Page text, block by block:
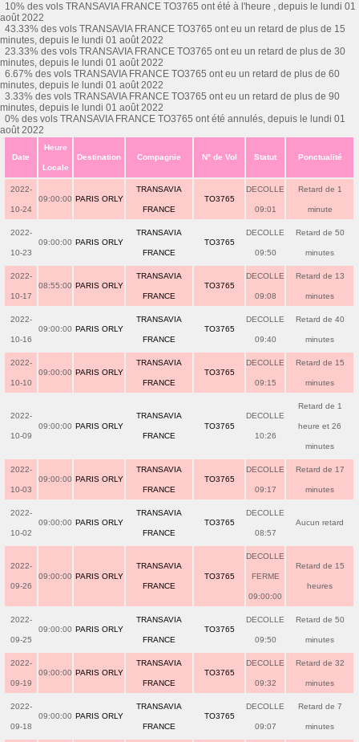
10% des vols TRANSAVIA FRANCE TO3765 ont été à l'heure , depuis le lundi 01
août 2022
43.33% des vols TRANSAVIA FRANCE TO3765 ont eu un retard de plus de 15
minutes, depuis le lundi 01 août 2022
23.33% des vols TRANSAVIA FRANCE TO3765 ont eu un retard de plus de 30
minutes, depuis le lundi 01 août 2022
6.67% des vols TRANSAVIA FRANCE TO3765 ont eu un retard de plus de 60
minutes, depuis le lundi 01 août 2022
3.33% des vols TRANSAVIA FRANCE TO3765 ont eu un retard de plus de 90
minutes, depuis le lundi 01 août 2022
0% des vols TRANSAVIA FRANCE TO3765 ont été annulés, depuis le lundi 01
août 2022
Date
Heure
Locale
Destination Compagnie N° de Vol Statut Ponctualité
2022-
10-24
09:00:00 PARIS ORLY
TRANSAVIA
FRANCE
TO3765
DECOLLE
09:01
Retard de 1
minute
2022-
10-23
09:00:00 PARIS ORLY
TRANSAVIA
FRANCE
TO3765
DECOLLE
09:50
Retard de 50
minutes
2022-
10-17
08:55:00 PARIS ORLY
TRANSAVIA
FRANCE
TO3765
DECOLLE
09:08
Retard de 13
minutes
2022-
10-16
09:00:00 PARIS ORLY
TRANSAVIA
FRANCE
TO3765
DECOLLE
09:40
Retard de 40
minutes
2022-
10-10
09:00:00 PARIS ORLY
TRANSAVIA
FRANCE
TO3765
DECOLLE
09:15
Retard de 15
minutes
2022-
10-09
09:00:00 PARIS ORLY
TRANSAVIA
FRANCE
TO3765
DECOLLE
10:26
Retard de 1
heure et 26
minutes
2022-
10-03
09:00:00 PARIS ORLY
TRANSAVIA
FRANCE
TO3765
DECOLLE
09:17
Retard de 17
minutes
2022-
10-02
09:00:00 PARIS ORLY
TRANSAVIA
FRANCE
TO3765
DECOLLE
08:57
Aucun retard
2022-
09-26
09:00:00 PARIS ORLY
TRANSAVIA
FRANCE
TO3765
DECOLLE
FERME
09:00:00
Retard de 15
heures
2022-
09-25
09:00:00 PARIS ORLY
TRANSAVIA
FRANCE
TO3765
DECOLLE
09:50
Retard de 50
minutes
2022-
09-19
09:00:00 PARIS ORLY
TRANSAVIA
FRANCE
TO3765
DECOLLE
09:32
Retard de 32
minutes
2022-
09-18
09:00:00 PARIS ORLY
TRANSAVIA
FRANCE
TO3765
DECOLLE
09:07
Retard de 7
minutes